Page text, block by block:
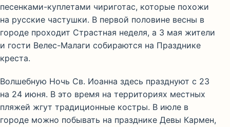
песенками-куплетами чириготас, которые похожи
на русские частушки. В первой половине весны в
городе проходит Страстная неделя, а 3 мая жители
и гости Велес-Малаги собираются на Празднике
креста.
Волшебную Ночь Св. Иоанна здесь празднуют с 23
на 24 июня. В это время на территориях местных
пляжей жгут традиционные костры. В июле в
городе можно побывать на празднике Девы Кармен,